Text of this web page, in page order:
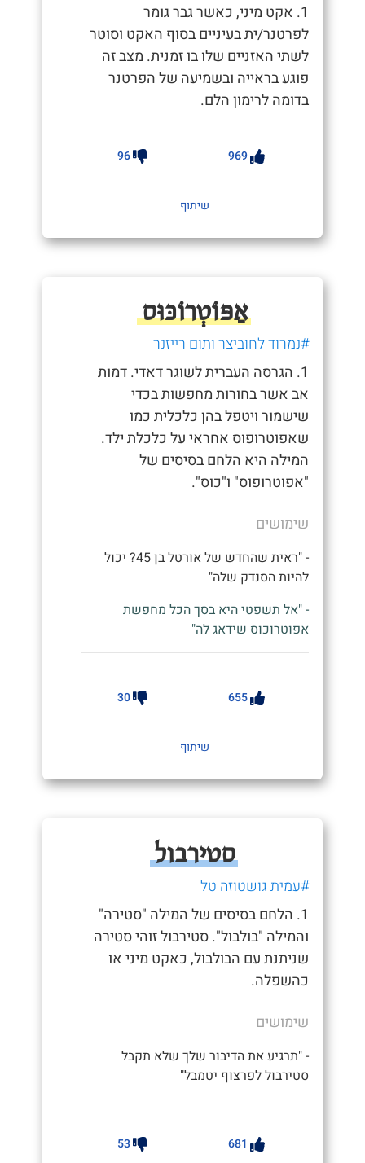
1. אקט מיני, כאשר גבר גומר
לפרטנר/ית בעיניים בסוף האקט וסוטר
לשתי האזניים שלו בו זמנית. מצב זה
פוגע בראייה ובשמיעה של הפרטנר
בדומה לרימון הלם.
969
96
שיתוף
אַפּוֹטְרוֹכּוּס
#נמרוד לחוביצר ותום רייזנר
1. הגרסה העברית לשוגר דאדי. דמות
אב אשר בחורות מחפשות בכדי
שישמור ויטפל בהן כלכלית כמו
שאפוטרופוס אחראי על כלכלת ילד.
המילה היא הלחם בסיסים של
"אפוטרופוס" ו"כוס".
שימושים
- "ראית שהחדש של אורטל בן 45? יכול
להיות הסנדק שלה"
- "אל תשפטי היא בסך הכל מחפשת
אפוטרוכוס שידאג לה"
655
30
שיתוף
סטירבול
#עמית גושטוזה טל
1. הלחם בסיסים של המילה "סטירה"
והמילה "בולבול". סטירבול זוהי סטירה
שניתנת עם הבולבול, כאקט מיני או
כהשפלה.
שימושים
- "תרגיע את הדיבור שלך שלא תקבל
סטירבול לפרצוף יטמבל"
681
53